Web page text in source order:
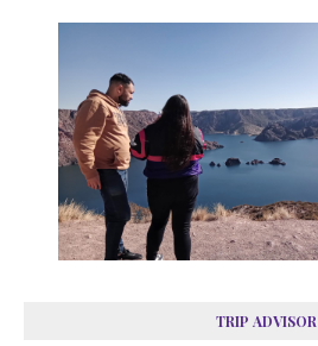
TRIP ADVISOR